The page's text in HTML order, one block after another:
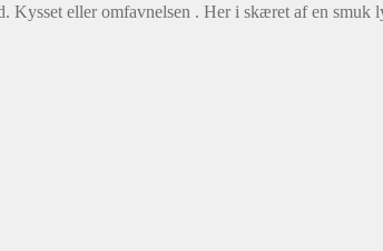
eller omfavnelsen . Her i skæret af en